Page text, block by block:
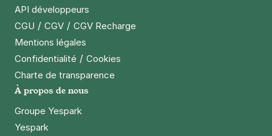
38000
Réserver
+ Abonnements disponibles
API développeurs
CGU / CGV / CGV Recharge
Mentions légales
Confidentialité / Cookies
Charte de transparence
À propos de nous
Groupe Yespark
Yespark